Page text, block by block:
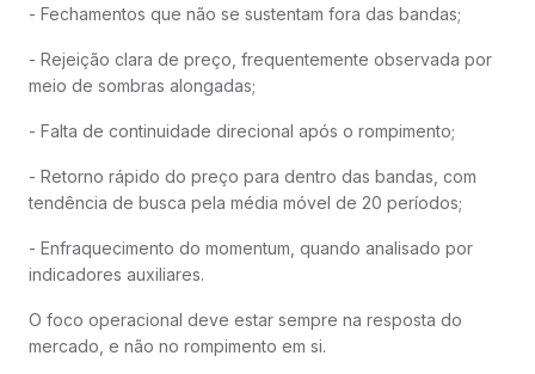
- Fechamentos que não se sustentam fora das bandas;
- Rejeição clara de preço, frequentemente observada por
meio de sombras alongadas;
- Falta de continuidade direcional após o rompimento;
- Retorno rápido do preço para dentro das bandas, com
tendência de busca pela média móvel de 20 períodos;
- Enfraquecimento do momentum, quando analisado por
indicadores auxiliares.
O foco operacional deve estar sempre na resposta do
mercado, e não no rompimento em si.